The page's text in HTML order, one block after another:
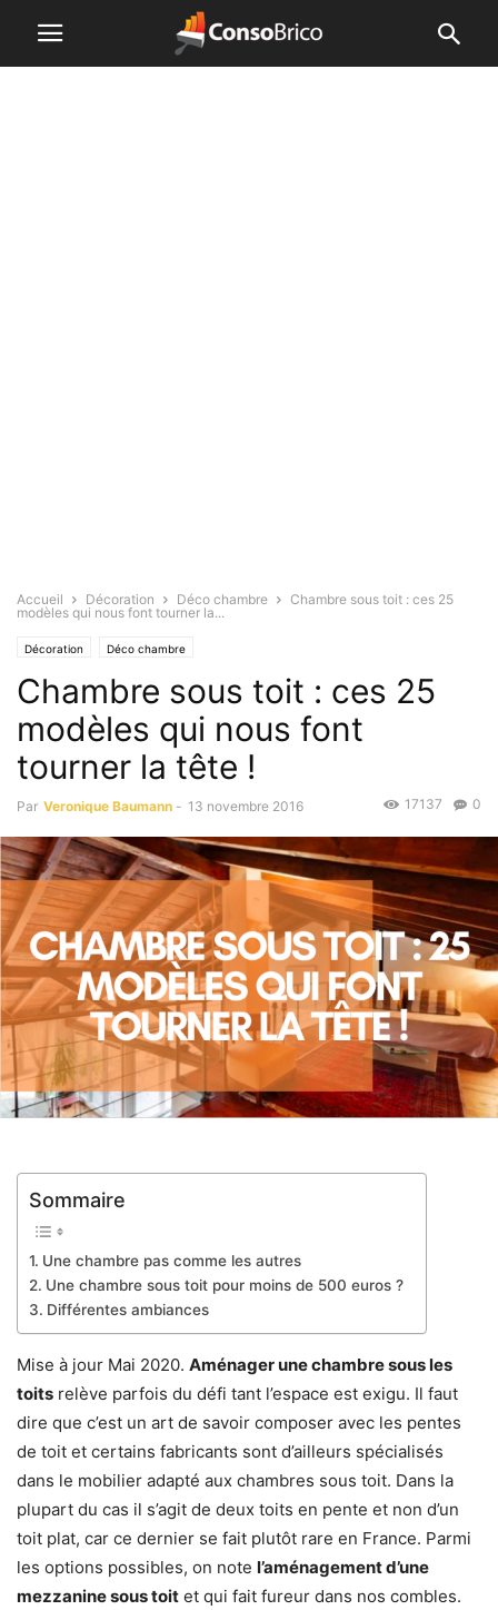
Accueil Décoration Déco chambre
Chambre sous toit : ces 25
modèles qui nous font tourner la...
Décoration Déco chambre
Chambre sous toit : ces 25
modèles qui nous font
tourner la tête !
Par Veronique Baumann - 13 novembre 2016 0
17137
Sommaire
Une chambre pas comme les autres
Une chambre sous toit pour moins de 500 euros ?
Différentes ambiances
Mise à jour Mai 2020. Aménager une chambre sous les
toits relève parfois du défi tant l’espace est exigu. Il faut
dire que c’est un art de savoir composer avec les pentes
de toit et certains fabricants sont d’ailleurs spécialisés
dans le mobilier adapté aux chambres sous toit. Dans la
plupart du cas il s’agit de deux toits en pente et non d’un
toit plat, car ce dernier se fait plutôt rare en France. Parmi
les options possibles, on note l’aménagement d’une
mezzanine sous toit et qui fait fureur dans nos combles.